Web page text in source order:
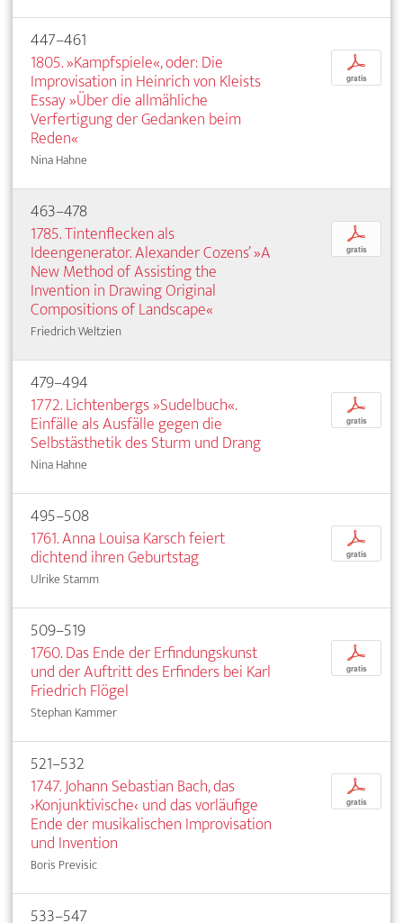
447–461
1805. »Kampfspiele«, oder: Die
Improvisation in Heinrich von Kleists
Essay »Über die allmähliche
Verfertigung der Gedanken beim
Reden«
Nina Hahne
p
gratis
463–478
1785. Tintenflecken als
Ideengenerator. Alexander Cozens’ »A
New Method of Assisting the
Invention in Drawing Original
Compositions of Landscape«
Friedrich Weltzien
p
gratis
479–494
1772. Lichtenbergs »Sudelbuch«.
Einfälle als Ausfälle gegen die
Selbstästhetik des Sturm und Drang
Nina Hahne
p
gratis
495–508
1761. Anna Louisa Karsch feiert
dichtend ihren Geburtstag
Ulrike Stamm
p
gratis
509–519
1760. Das Ende der Erfindungskunst
und der Auftritt des Erfinders bei Karl
Friedrich Flögel
Stephan Kammer
p
gratis
521–532
1747. Johann Sebastian Bach, das
›Konjunktivische‹ und das vorläufige
Ende der musikalischen Improvisation
und Invention
Boris Previsic
p
gratis
533–547